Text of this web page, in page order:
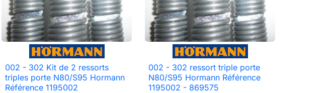
 Aperçu rapide
002 - 302 Kit de 2 ressorts
triples porte N80/S95 Hormann
Référence 1195002
 Aperçu rapide
002 - 302 ressort triple porte
N80/S95 Hormann Référence
1195002 - 869575